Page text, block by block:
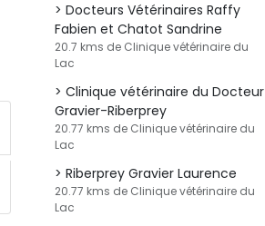
Docteurs Vétérinaires Raffy
Fabien et Chatot Sandrine
20.7 kms de Clinique vétérinaire du
Lac
Clinique vétérinaire du Docteur
Gravier-Riberprey
20.77 kms de Clinique vétérinaire du
Lac
Riberprey Gravier Laurence
20.77 kms de Clinique vétérinaire du
Lac